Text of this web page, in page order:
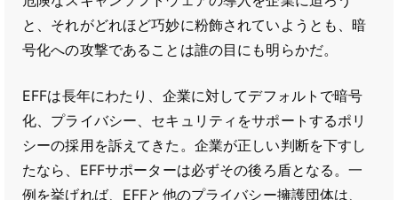
と、それがどれほど巧妙に粉飾されていようとも、暗
号化への攻撃であることは誰の目にも明らかだ。
EFFは長年にわたり、企業に対してデフォルトで暗号
化、プライバシー、セキュリティをサポートするポリ
シーの採用を訴えてきた。企業が正しい判断を下すし
たなら、EFFサポーターは必ずその後ろ盾となる。一
例を挙げれば、EFFと他のプライバシー擁護団体は、